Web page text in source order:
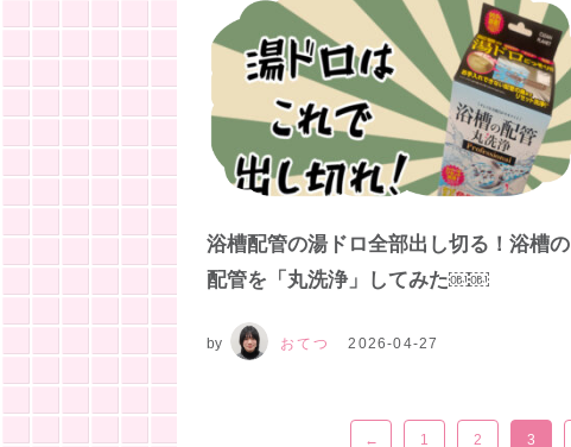
浴槽配管の湯ドロ全部出し切る！浴槽の
配管を「丸洗浄」してみた￼￼
by おてつ 2026-04-27
← 1 2 3